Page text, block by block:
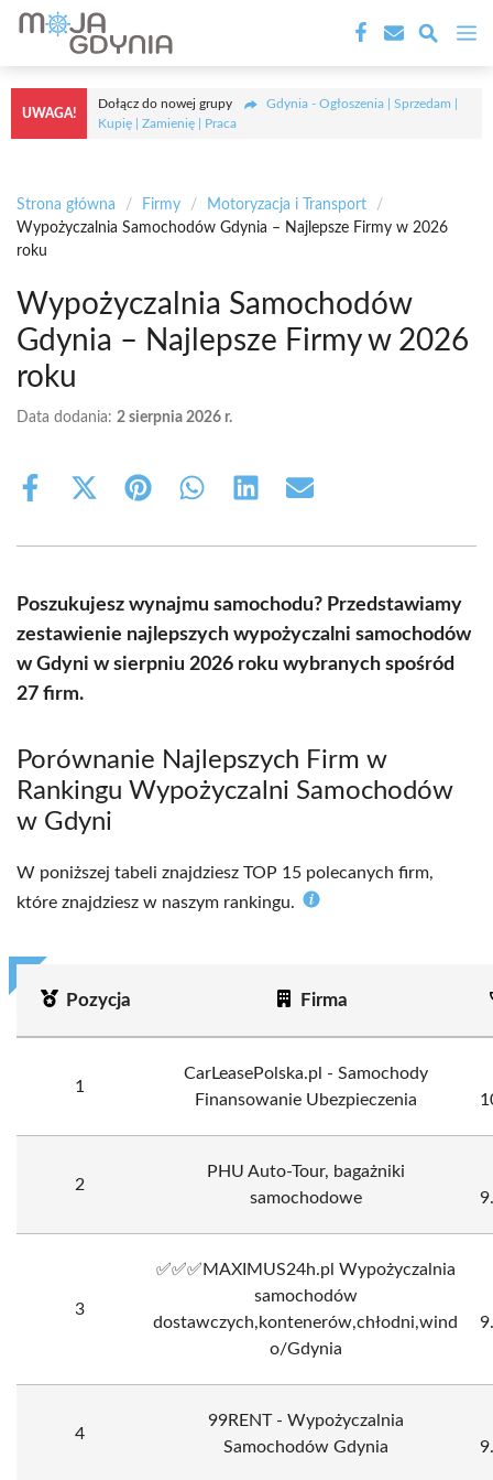
Przejdź
treści
UWAGA!
Dołącz do nowej grupy
Gdynia - Ogłoszenia | Sprzedam |
Kupię | Zamienię | Praca
Strona główna / Firmy / Motoryzacja i Transport
/
Wypożyczalnia Samochodów Gdynia – Najlepsze Firmy w 2026
roku
Wypożyczalnia Samochodów
Gdynia – Najlepsze Firmy w 2026
roku
Data dodania: 2 sierpnia 2026 r.
Share
Share
(Twitter)
Share Share Share Share
Poszukujesz wynajmu samochodu? Przedstawiamy
zestawienie najlepszych wypożyczalni samochodów
w Gdyni w sierpniu 2026 roku wybranych spośród
27 firm.
Porównanie Najlepszych Firm w
Rankingu Wypożyczalni Samochodów
w Gdyni
W poniższej tabeli znajdziesz TOP 15 polecanych firm,
które znajdziesz w naszym rankingu.
Pozycja Firma
1
CarLeasePolska.pl - Samochody
Finansowanie Ubezpieczenia
2
PHU Auto-Tour, bagażniki
samochodowe
3
✅️✅️✅️MAXIMUS24h.pl Wypożyczalnia
samochodów
dostawczych,kontenerów,chłodni,wind
o/Gdynia
4
99RENT - Wypożyczalnia
Samochodów Gdynia